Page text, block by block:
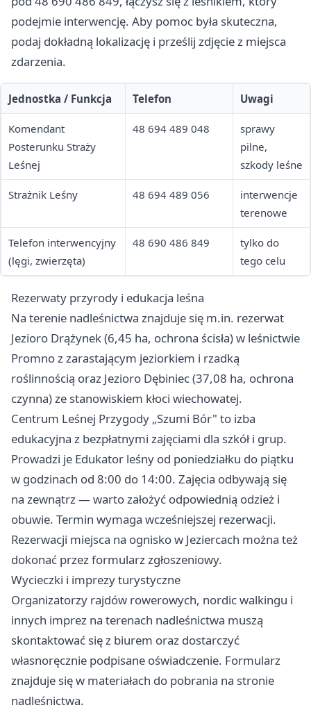
podejmie interwencję. Aby pomoc była skuteczna,
podaj dokładną lokalizację i prześlij zdjęcie z miejsca
zdarzenia.
Jednostka / Funkcja Telefon Uwagi
Komendant
Posterunku Straży
Leśnej
48 694 489 048
sprawy
pilne,
szkody leśne
Strażnik Leśny 48 694 489 056
interwencje
terenowe
Telefon interwencyjny
(lęgi, zwierzęta)
48 690 486 849
tylko do
tego celu
Rezerwaty przyrody i edukacja leśna
Na terenie nadleśnictwa znajduje się m.in. rezerwat
Jezioro Drążynek (6,45 ha, ochrona ścisła) w leśnictwie
Promno z zarastającym jeziorkiem i rzadką
roślinnością oraz Jezioro Dębiniec (37,08 ha, ochrona
czynna) ze stanowiskiem kłoci wiechowatej.
Centrum Leśnej Przygody „Szumi Bór" to izba
edukacyjna z bezpłatnymi zajęciami dla szkół i grup.
Prowadzi je Edukator leśny od poniedziałku do piątku
w godzinach od 8:00 do 14:00. Zajęcia odbywają się
na zewnątrz — warto założyć odpowiednią odzież i
obuwie. Termin wymaga wcześniejszej rezerwacji.
Rezerwacji miejsca na ognisko w Jeziercach można też
dokonać przez formularz zgłoszeniowy.
Wycieczki i imprezy turystyczne
Organizatorzy rajdów rowerowych, nordic walkingu i
innych imprez na terenach nadleśnictwa muszą
skontaktować się z biurem oraz dostarczyć
własnoręcznie podpisane oświadczenie. Formularz
znajduje się w materiałach do pobrania na stronie
nadleśnictwa.